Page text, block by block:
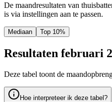
De maandresultaten van
is via instellingen aan te passen.
Mediaan Top 10%
Resultaten februari
Deze tabel toont de
Hoe interpreteer ik deze tabel?